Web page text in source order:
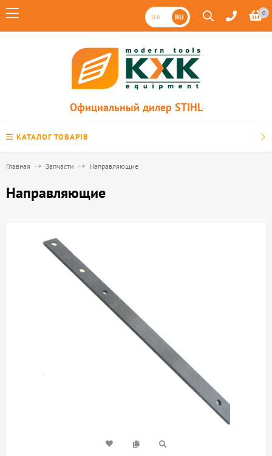
UA RU 0
Официальный дилер STIHL
КАТАЛОГ ТОВАРІВ
Главная Запчасти Направляющие
Направляющие